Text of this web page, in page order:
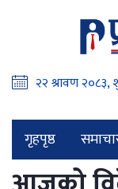
गृहपृष्ठ